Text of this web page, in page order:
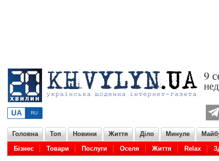
9
Головна Топ Новини Життя Діло Минуле
Бізнес
Товари Послуги Оселя Життя Relax